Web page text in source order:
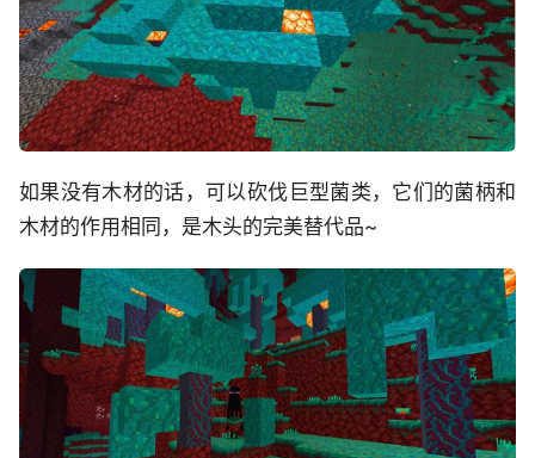
如果没有木材的话，可以砍伐巨型菌类，它们的菌柄和
木材的作用相同，是木头的完美替代品~